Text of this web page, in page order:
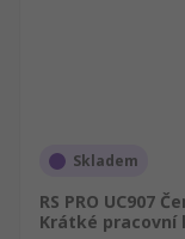
Skladem
RS PRO UC907
Krátké pracovní